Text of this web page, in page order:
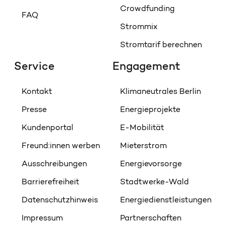
FAQ
Crowdfunding
Strommix
Stromtarif berechnen
Service
Kontakt
Presse
Kundenportal
Freund:innen werben
Ausschreibungen
Barrierefreiheit
Datenschutzhinweis
Impressum
Engagement
Klimaneutrales Berlin
Energieprojekte
E-Mobilität
Mieterstrom
Energievorsorge
Stadtwerke-Wald
Energiedienstleistungen
Partnerschaften